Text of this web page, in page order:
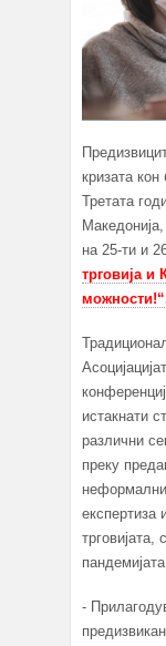
кризата
Третата
на 25-ти и
трговија и
истакнати
различни
преку
неформални
експертиза
трговијата,
-